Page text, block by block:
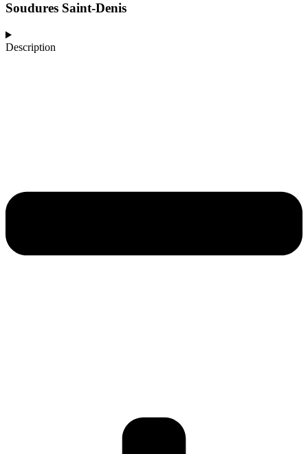
Soudures Saint-Denis
Description